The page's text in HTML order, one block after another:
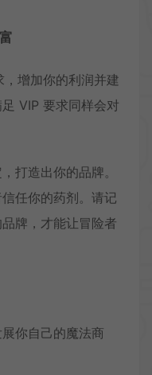
增加你的利润并建
VIP 要求同样会对
打造出你的品牌。
任你的药剂。请记
牌，才能让冒险者
你自己的魔法商